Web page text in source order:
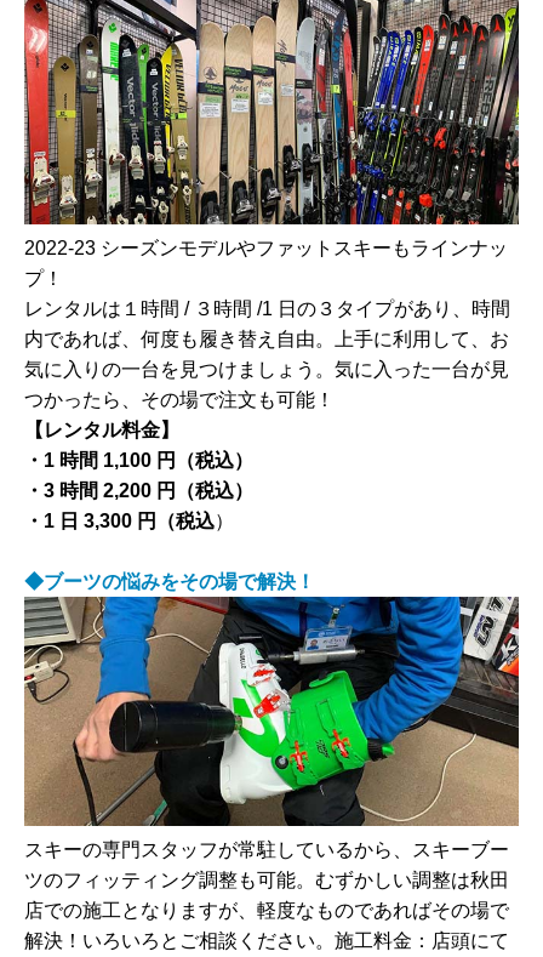
2022-23 シーズンモデルやファットスキーもラインナッ
プ！
レンタルは１時間 / ３時間 /1 日の３タイプがあり、時間
内であれば、何度も履き替え自由。上手に利用して、お
気に入りの一台を見つけましょう。気に入った一台が見
つかったら、その場で注文も可能！
【レンタル料金】
・1 時間 1,100 円（税込）
・3 時間 2,200 円（税込）
・1 日 3,300 円（税込）
◆ブーツの悩みをその場で解決！
スキーの専門スタッフが常駐しているから、スキーブー
ツのフィッティング調整も可能。むずかしい調整は秋田
店での施工となりますが、軽度なものであればその場で
解決！いろいろとご相談ください。施工料金：店頭にて